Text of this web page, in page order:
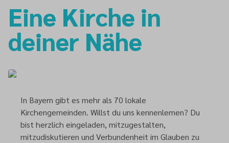
Eine Kirche in
deiner Nähe
In Bayern gibt es mehr als 70 lokale
Kirchengemeinden. Willst du uns kennenlernen? Du
bist herzlich eingeladen, mitzugestalten,
mitzudiskutieren und Verbundenheit im Glauben zu